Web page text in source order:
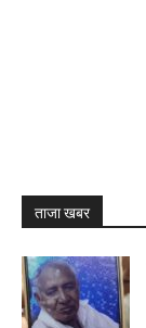
ताजा खबर